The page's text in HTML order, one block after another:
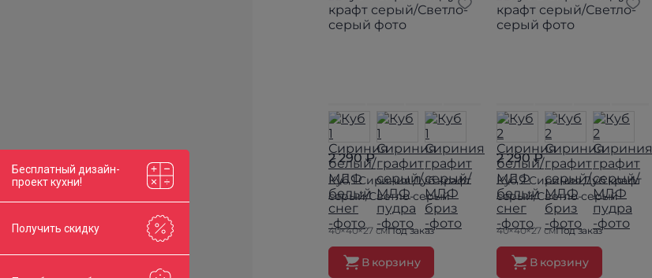
2 290 ₽
Куб 1 Сириния Дуб крафт
серый/Светло-серый
40×40×27 смПод заказ
В корзину
2 290 ₽
Куб 2 Сириния Дуб крафт
серый/Светло-серый
40×40×27 смПод заказ
В корзину
Бесплатный дизайн-
проект кухни!
Получить скидку